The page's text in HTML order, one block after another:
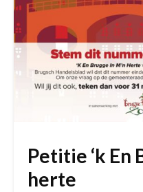
Petitie ‘k En
herte